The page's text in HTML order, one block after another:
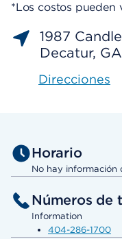
*Los costos pueden
1987
Decatur,
Direcciones
Horario
No hay información
Números de
Information
404-286-1700